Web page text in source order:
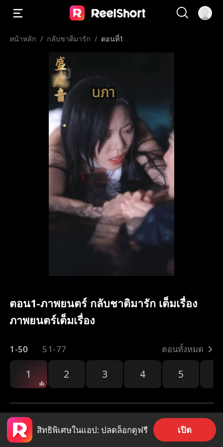
หน้าหลัก / กลับชาติมารัก / ตอนที่1
ตอน1-ภาพยนตร์ กลับชาติมารัก เต็มเรื่อง
ภาพยนตร์เต็มเรื่อง
1-50 51-77 ตอนทั้งหมด
1 2 3 4 5
1.7k แชร์
สิทธิพิเศษในแอป: ปลดล็อกดูฟรี เปิด